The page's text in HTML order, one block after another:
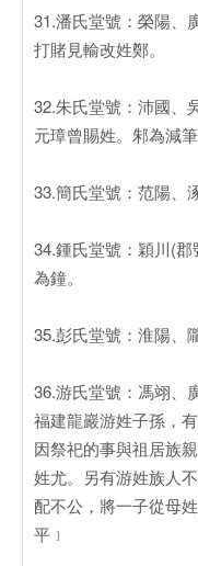
31.潘氏堂號：榮陽、
打賭見輸改姓鄭。
32.朱氏堂號：沛國、
元璋曾賜姓。邾為減筆
33.簡氏堂號：范陽、
34.鍾氏堂號：穎川(
為鐘。
35.彭氏堂號：淮陽、
36.游氏堂號：馮翊、
福建龍巖游姓子孫，
因祭祀的事與祖居族
姓尤。另有游姓族人
配不公，將一子從母
平﹞